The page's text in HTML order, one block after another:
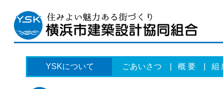
YSKについて ごあいさつ 概 要 組